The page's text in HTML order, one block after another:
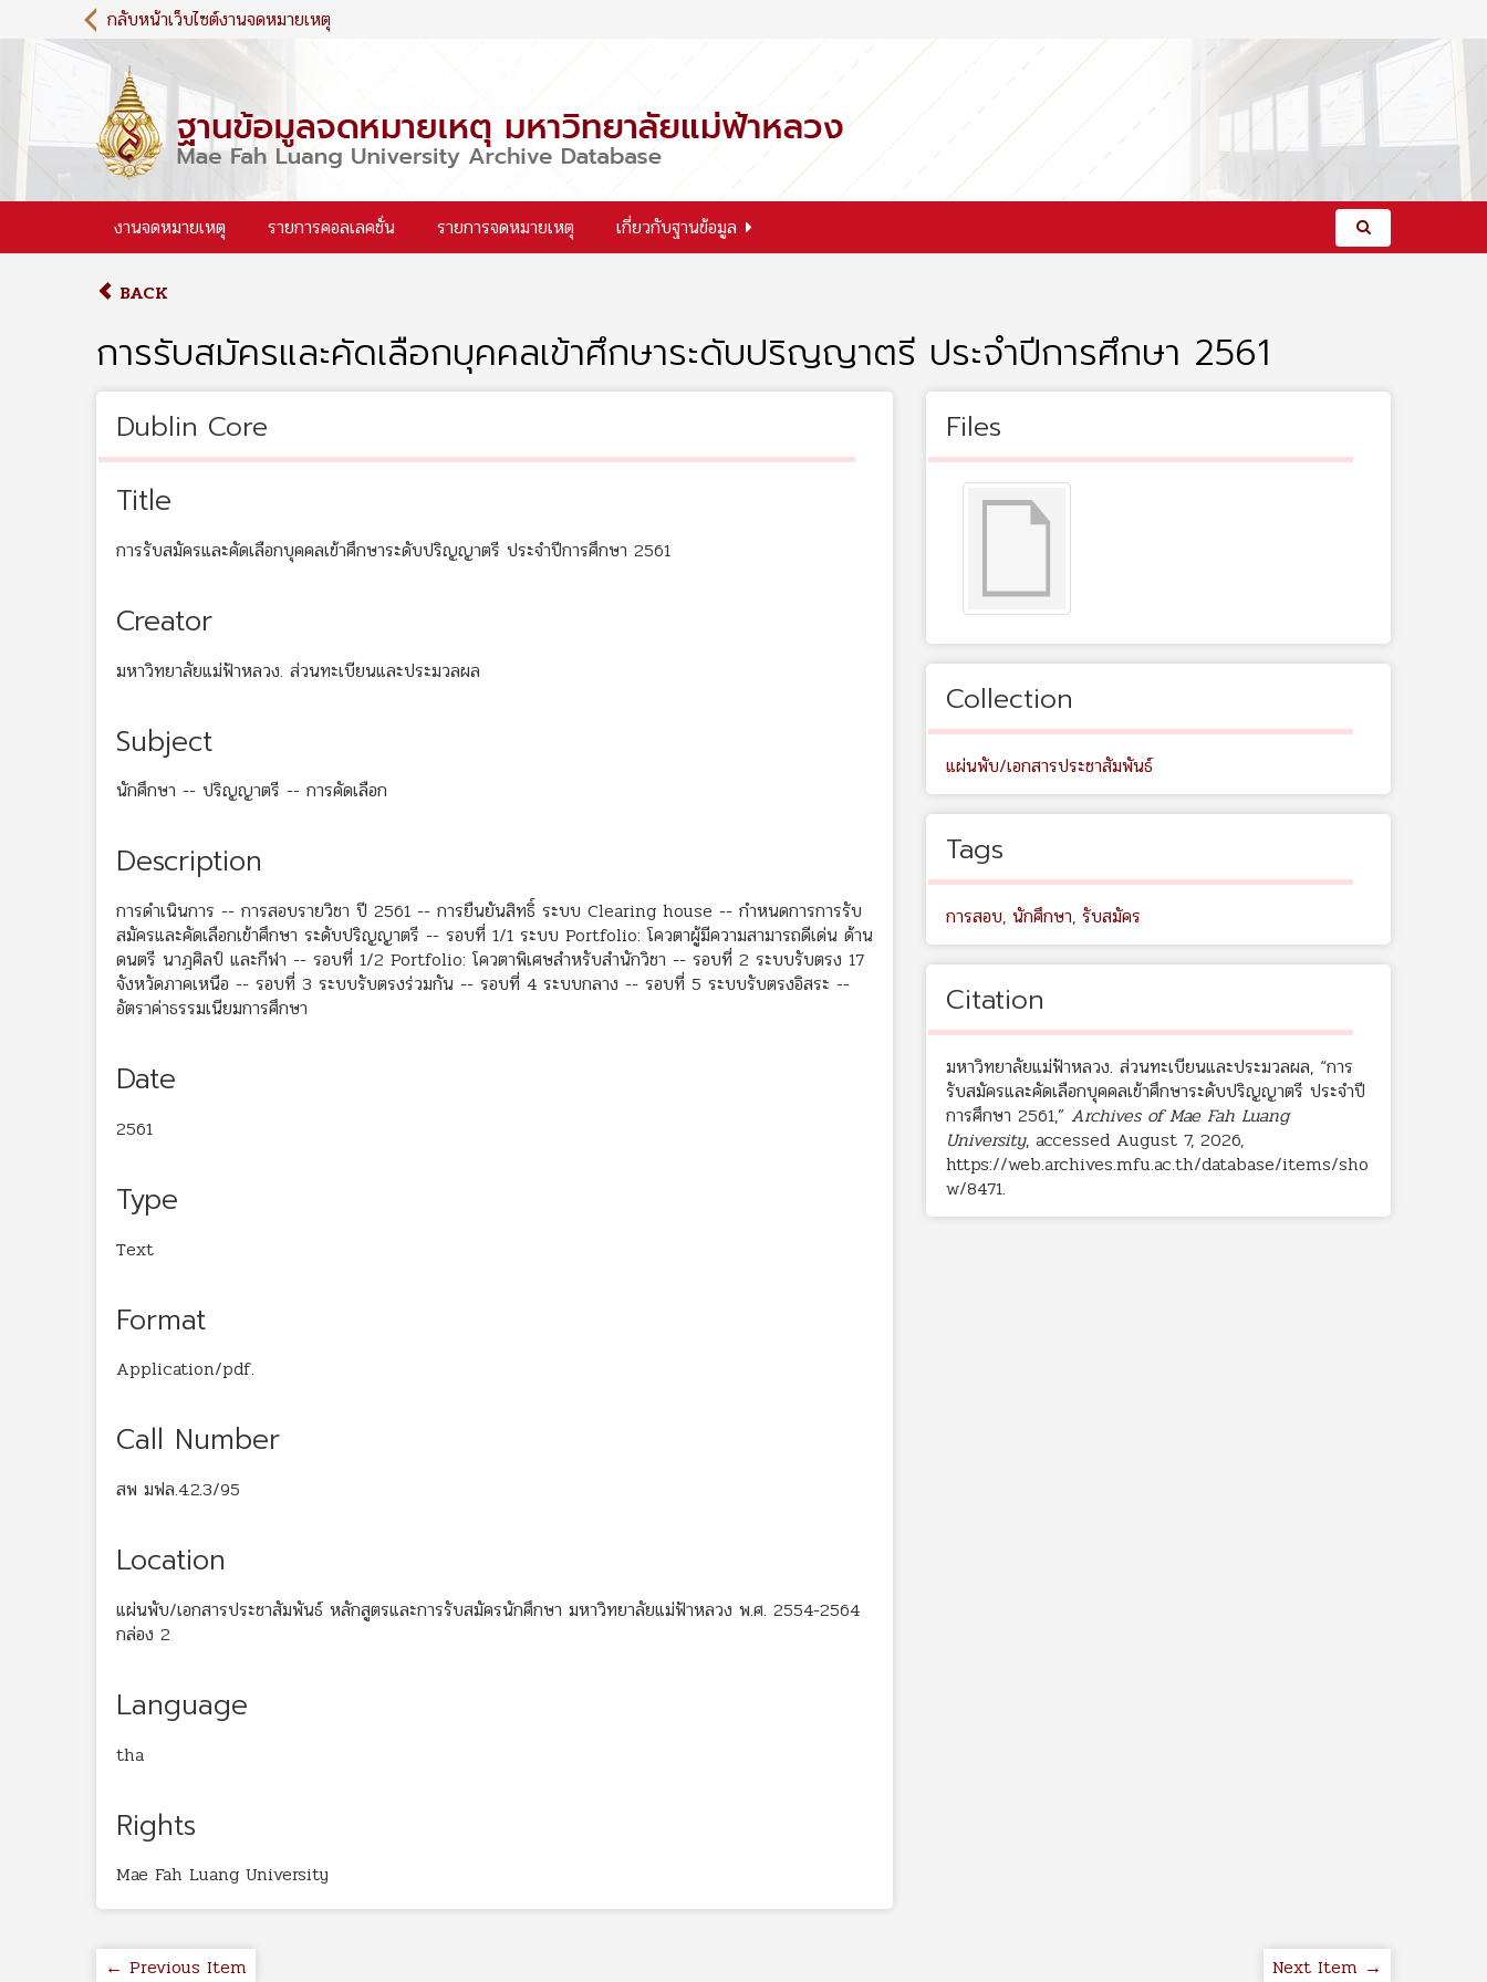
i
c
กลับหน้าเว็บไซต์งานจดหมายเหตุ
งานจดหมายเหตุ รายการคอลเลคชั่น รายการจดหมายเหตุ เกี่ยวกับฐานข้อมูล
BACK
การรับสมัครและคัดเลือกบุคคลเข้าศึกษาระดับปริญญาตรี ประจำปีการศึกษา 2561
Dublin Core
Title
การรับสมัครและคัดเลือกบุคคลเข้าศึกษาระดับปริญญาตรี ประจำปีการศึกษา 2561
Creator
มหาวิทยาลัยแม่ฟ้าหลวง. ส่วนทะเบียนและประมวลผล
Subject
นักศึกษา -- ปริญญาตรี -- การคัดเลือก
Description
การดำเนินการ -- การสอบรายวิชา ปี 2561 -- การยืนยันสิทธิ์ ระบบ Clearing house -- กำหนดการการรับ
สมัครและคัดเลือกเข้าศึกษา ระดับปริญญาตรี -- รอบที่ 1/1 ระบบ Portfolio: โควตาผู้มีความสามารถดีเด่น ด้าน
ดนตรี นาฎศิลป์ และกีฬา -- รอบที่ 1/2 Portfolio: โควตาพิเศษสำหรับสำนักวิชา -- รอบที่ 2 ระบบรับตรง 17
จังหวัดภาคเหนือ -- รอบที่ 3 ระบบรับตรงร่วมกัน -- รอบที่ 4 ระบบกลาง -- รอบที่ 5 ระบบรับตรงอิสระ --
อัตราค่าธรรมเนียมการศึกษา
Date
2561
Type
Text
Format
Application/pdf.
Call Number
สพ มฟล.4.2.3/95
Location
แผ่นพับ/เอกสารประชาสัมพันธ์ หลักสูตรและการรับสมัครนักศึกษา มหาวิทยาลัยแม่ฟ้าหลวง พ.ศ. 2554-2564
กล่อง 2
Language
tha
Rights
Mae Fah Luang University
Files
Collection
แผ่นพับ/เอกสารประชาสัมพันธ์
Tags
การสอบ, นักศึกษา, รับสมัคร
Citation
มหาวิทยาลัยแม่ฟ้าหลวง. ส่วนทะเบียนและประมวลผล, “การ
รับสมัครและคัดเลือกบุคคลเข้าศึกษาระดับปริญญาตรี ประจำปี
การศึกษา 2561,” Archives of Mae Fah Luang
University, accessed August 7, 2026,
https://web.archives.mfu.ac.th/database/items/sho
w/8471.
← Previous Item Next Item →